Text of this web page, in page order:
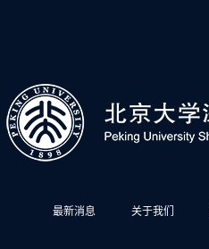
最新消息 关于我们